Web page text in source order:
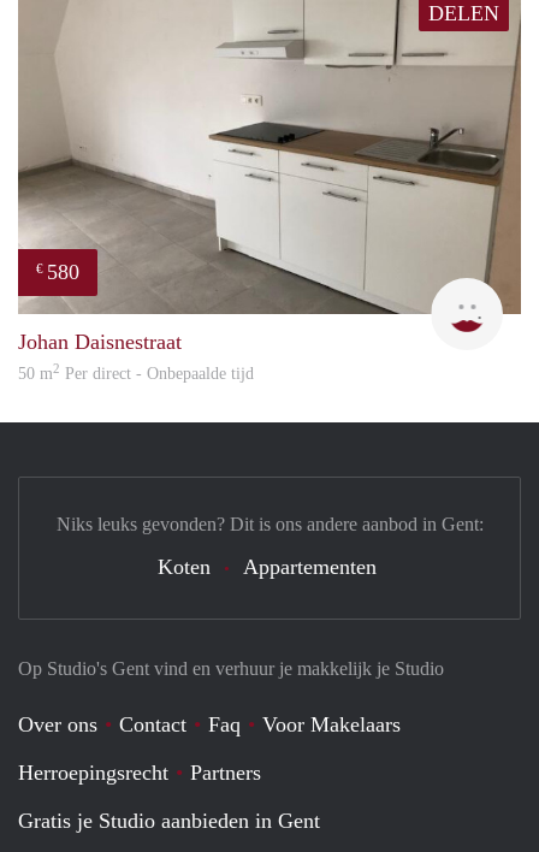
DELEN
€ 580
Johan Daisnestraat
50 m2 Per direct - Onbepaalde tijd
Op Studio's Gent vind en verhuur je makkelijk je Studio
Over ons Contact Faq
Voor Makelaars
Herroepingsrecht
Partners
Gratis je Studio aanbieden in Gent
Niks leuks gevonden? Dit is ons andere aanbod in Gent:
Koten Appartementen